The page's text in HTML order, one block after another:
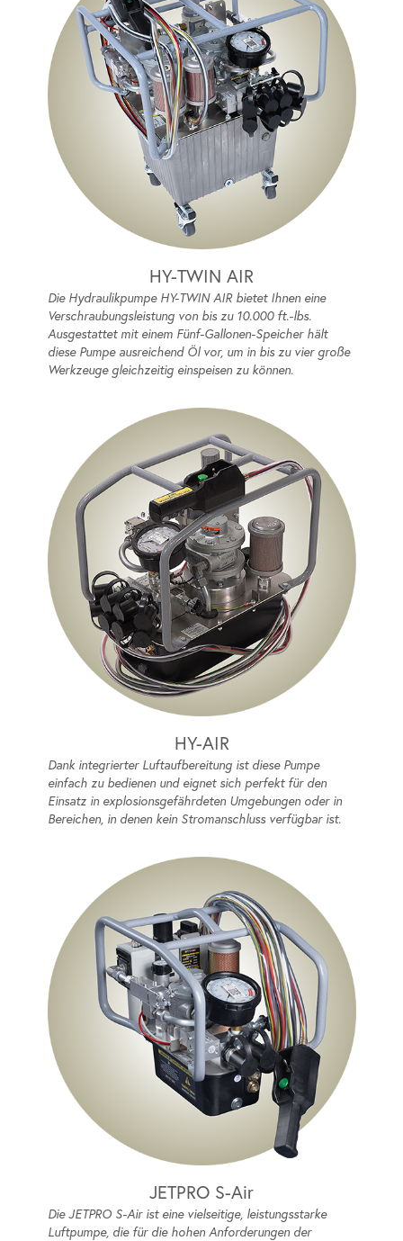
HY-TWIN AIR
Die Hydraulikpumpe HY-TWIN AIR bietet Ihnen eine
Verschraubungsleistung von bis zu 10.000 ft.-lbs.
Ausgestattet mit einem Fünf-Gallonen-Speicher hält
diese Pumpe ausreichend Öl vor, um in bis zu vier große
Werkzeuge gleichzeitig einspeisen zu können.
HY-AIR
Dank integrierter Luftaufbereitung ist diese Pumpe
einfach zu bedienen und eignet sich perfekt für den
Einsatz in explosionsgefährdeten Umgebungen oder in
Bereichen, in denen kein Stromanschluss verfügbar ist.
JETPRO S-Air
Die JETPRO S-Air ist eine vielseitige, leistungsstarke
Luftpumpe, die für die hohen Anforderungen der